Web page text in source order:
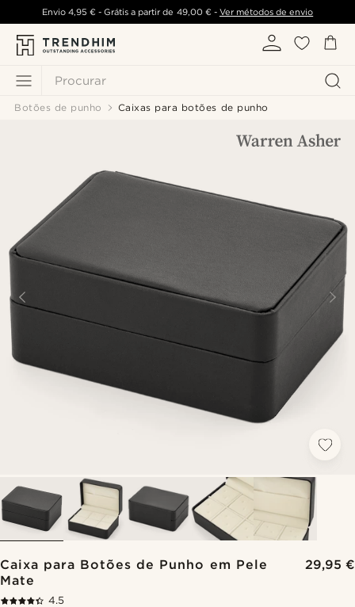
Procurar
Envio 4,95 €- Grátis a partir de 49,00 €- Ver métodos de envio
Botões de punho Caixas para botões de punho
Caixa para Botões de Punho em Pele
Mate
29,95 €
4.5